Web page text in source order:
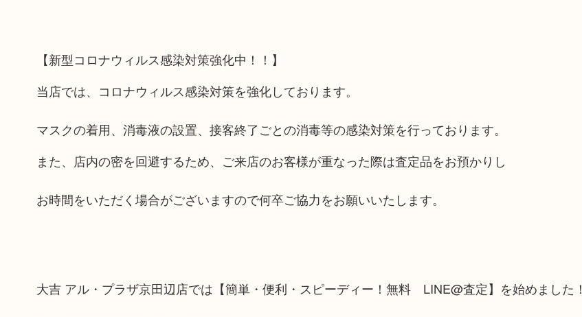
【新型コロナウィルス感染対策強化中！！】
当店では、コロナウィルス感染対策を強化しております。
マスクの着用、消毒液の設置、接客終了ごとの消毒等の感染対策を行っております。
また、店内の密を回避するため、ご来店のお客様が重なった際は査定品をお預かりし
お時間をいただく場合がございますので何卒ご協力をお願いいたします。
大吉 アル・プラザ京田辺店では【簡単・便利・スピーディー！無料 LINE@査定】を始めました！